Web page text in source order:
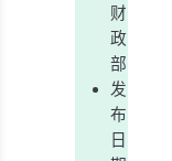
财
政
部
发
布
日